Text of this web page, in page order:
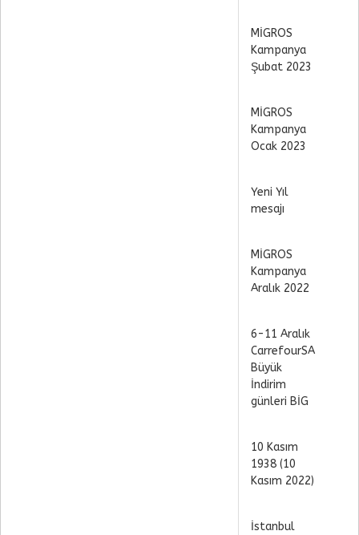
MİGROS
Kampanya
Şubat 2023
MİGROS
Kampanya
Ocak 2023
Yeni Yıl
mesajı
MİGROS
Kampanya
Aralık 2022
6-11 Aralık
CarrefourSA
Büyük
İndirim
günleri BİG
10 Kasım
1938 (10
Kasım 2022)
İstanbul